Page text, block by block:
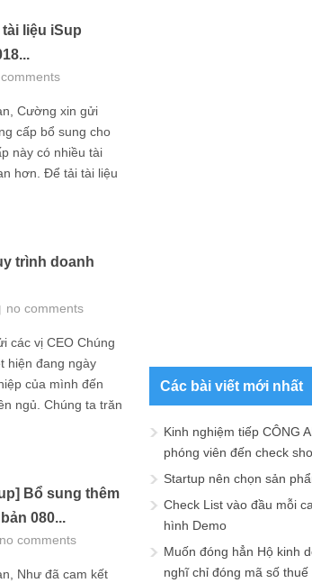
liệu iSup
Cường xin gửi
cấp bổ sung cho
này có nhiều tài
hơn. Để tải tài liệu
trình doanh
no comments
các vị CEO Chúng
hiện đang ngày
của mình đến
ngủ. Chúng ta trăn
Bổ sung thêm
080...
no comments
Như đã cam kết
Các bài viết mới nhất
Kinh nghiệm tiếp CÔNG
phóng viên đến check
Startup nên chọn sản
Check List vào đầu mỗi
hình Demo
Muốn đóng hẳn Hộ kinh
nghĩ chỉ đóng mã số thuế